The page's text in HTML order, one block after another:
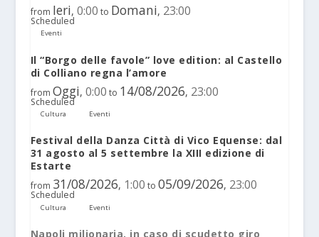
from Ieri, 0:00 to Domani, 23:00
Scheduled
Eventi
Il “Borgo delle favole” love edition: al Castello
di Colliano regna l’amore
from Oggi, 0:00 to 14/08/2026, 23:00
Scheduled
Cultura Eventi
Festival della Danza Città di Vico Equense: dal
31 agosto al 5 settembre la XIII edizione di
Estarte
from 31/08/2026, 1:00 to 05/09/2026, 23:00
Scheduled
Cultura Eventi
Napoli milionaria, in caso di scudetto giro